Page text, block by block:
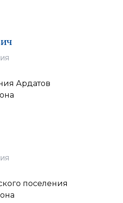
Ардатов
поселения